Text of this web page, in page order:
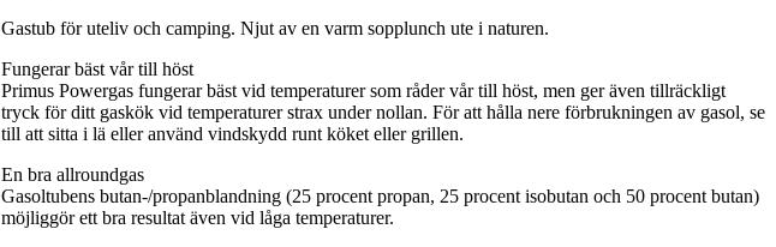
Gastub för uteliv och camping. Njut av en varm sopplunch ute i naturen.
Fungerar bäst vår till höst
Primus Powergas fungerar bäst vid temperaturer som råder vår till höst, men ger även tillräckligt
tryck för ditt gaskök vid temperaturer strax under nollan. För att hålla nere förbrukningen av gasol, se
till att sitta i lä eller använd vindskydd runt köket eller grillen.
En bra allroundgas
Gasoltubens butan-/propanblandning (25 procent propan, 25 procent isobutan och 50 procent butan)
möjliggör ett bra resultat även vid låga temperaturer.